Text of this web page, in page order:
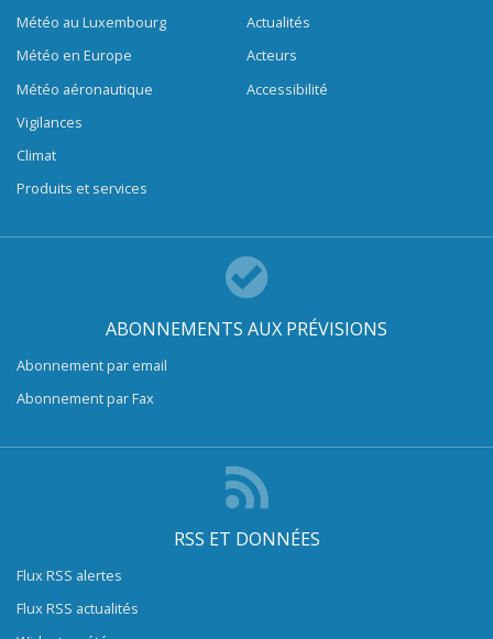
Météo au Luxembourg
Météo en Europe
Météo aéronautique
Vigilances
Climat
Produits et services
Actualités
Acteurs
Accessibilité
ABONNEMENTS AUX PRÉVISIONS
Abonnement par email
Abonnement par Fax
RSS ET DONNÉES
Flux RSS alertes
Flux RSS actualités